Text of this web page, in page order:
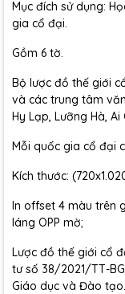
Mục đích sử dụng:
gia cổ đại.
Gồm 6 tờ.
Bộ lược đồ thế giới
và các trung tâm
Hy Lạp, Lưỡng Hà, Ai
Mỗi quốc gia cổ đại
Kích thước:
In offset 4 màu trên
láng OPP mờ;
Lược đồ thế giới cổ
tư số 38/2021/TT-
Giáo dục và Đào tạo.